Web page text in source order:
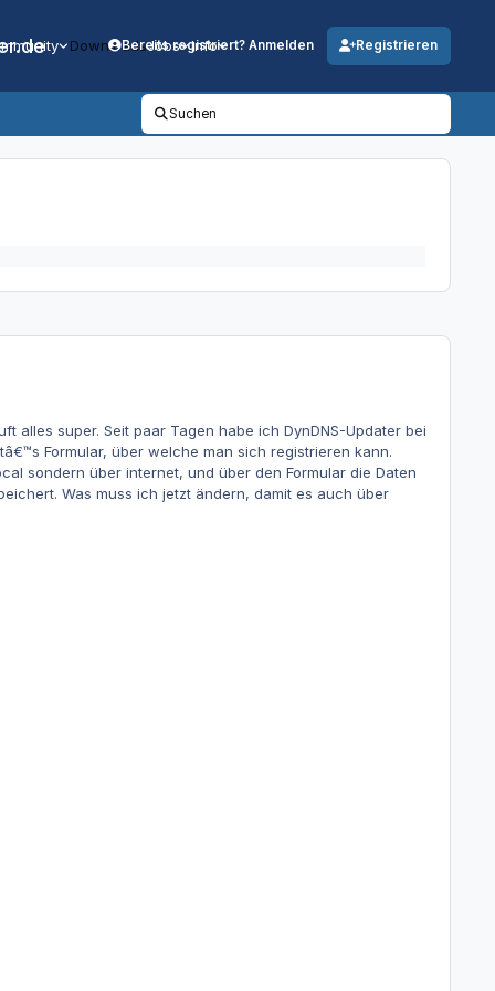
DownloadsJobs Info
Bereits registriert? Anmelden Registrieren
Suchen
alles super. Seit paar Tagen habe ich DynDNS-Updater bei
Formular, über welche man sich registrieren kann.
sondern über internet, und über den Formular die Daten
Was muss ich jetzt ändern, damit es auch über